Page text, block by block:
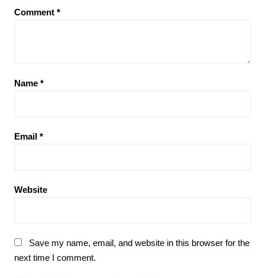
Comment *
Name *
Email *
Website
Save my name, email, and website in this browser for the
next time I comment.